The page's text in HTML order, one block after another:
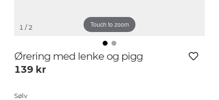
Touch to zoom
1 / 2
Ørering med lenke og pigg
139 kr
Sølv